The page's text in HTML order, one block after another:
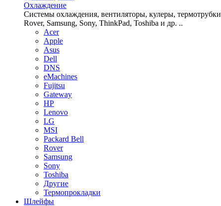
Охлаждение
Системы охлаждения, вентиляторы, кулеры,
Rover, Samsung, Sony, ThinkPad, Toshiba и др. ..
Acer
Apple
Asus
Dell
DNS
eMachines
Fujitsu
Gateway
HP
Lenovo
LG
MSI
Packard Bell
Rover
Samsung
Sony
Toshiba
Другие
Термопрокладки
Шлейфы